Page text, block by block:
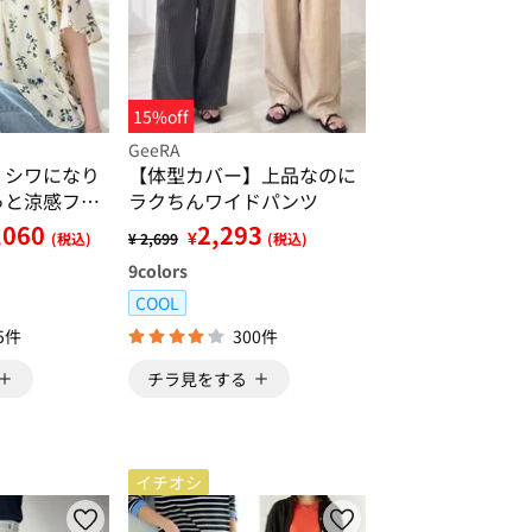
ワになり
涼感フレ
ス (税込)
件
15%off
GeeRA
【体型カバー】上品なのに
ラクちんワイドパンツ
¥ 2,699 ¥2,293 (税込)
9colors
COOL
300件
チラ見をする
イチオシ